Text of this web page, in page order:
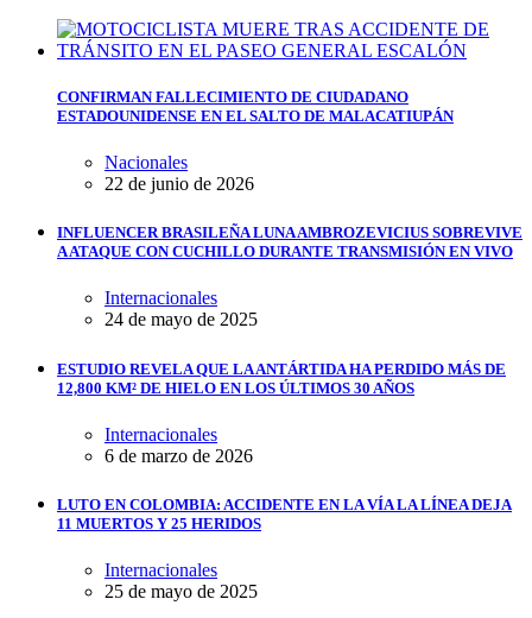
CONFIRMAN FALLECIMIENTO DE CIUDADANO
ESTADOUNIDENSE EN EL SALTO DE MALACATIUPÁN
Nacionales
22 de junio de 2026
INFLUENCER BRASILEÑA LUNA AMBROZEVICIUS SOBREVIVE
A ATAQUE CON CUCHILLO DURANTE TRANSMISIÓN EN VIVO
Internacionales
24 de mayo de 2025
ESTUDIO REVELA QUE LA ANTÁRTIDA HA PERDIDO MÁS DE
12,800 KM² DE HIELO EN LOS ÚLTIMOS 30 AÑOS
Internacionales
6 de marzo de 2026
LUTO EN COLOMBIA: ACCIDENTE EN LA VÍA LA LÍNEA DEJA
11 MUERTOS Y 25 HERIDOS
Internacionales
25 de mayo de 2025